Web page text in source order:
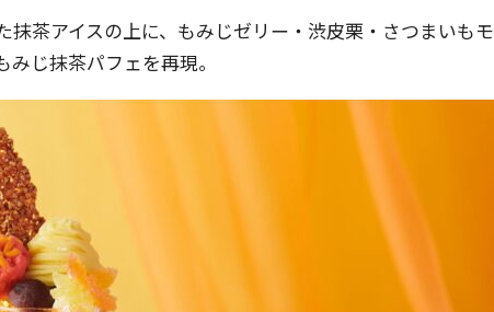
抹茶アイスの上に、もみじゼリー・渋皮栗・さつまいもモ
じ抹茶パフェを再現。